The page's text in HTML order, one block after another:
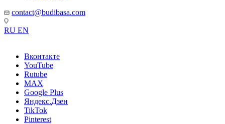
contact@budibasa.com
RU EN
Вконтакте
YouTube
Rutube
MAX
Google Plus
Яндекс.Дзен
TikTok
Pinterest